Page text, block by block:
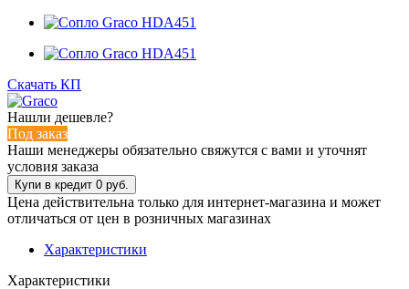
Скачать КП
Нашли дешевле?
Под заказ
Наши менеджеры обязательно свяжутся с вами и уточнят
условия заказа
Цена действительна только для интернет-магазина и может
отличаться от цен в розничных магазинах
Характеристики
Характеристики